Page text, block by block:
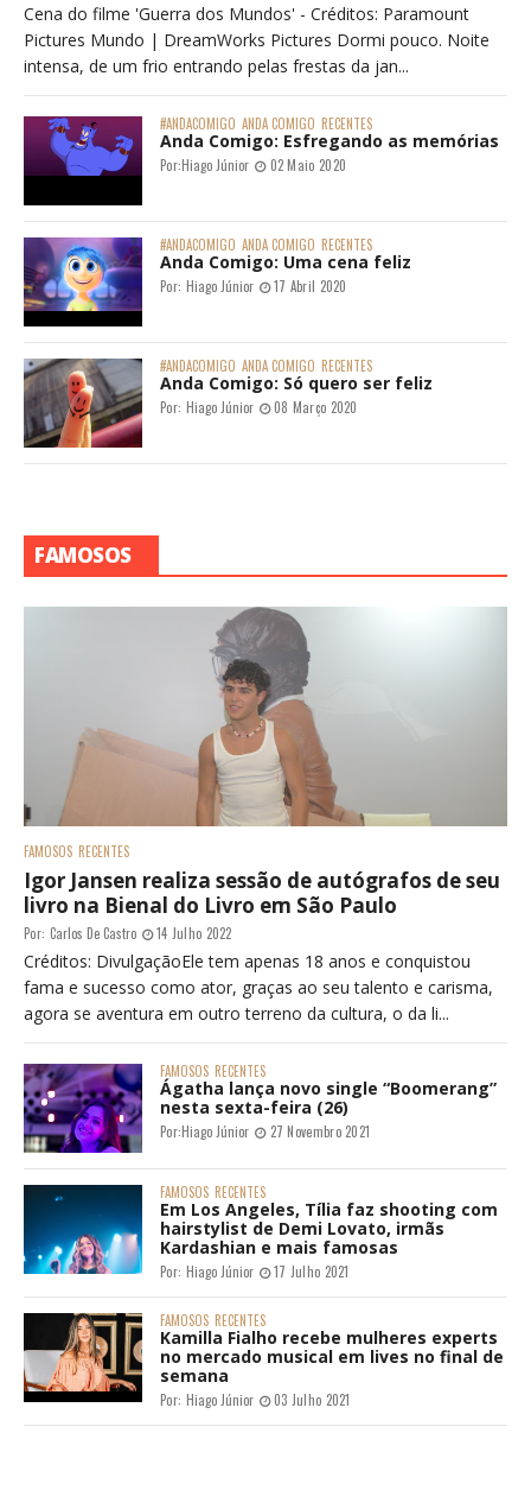
Cena do filme 'Guerra dos Mundos' - Créditos: Paramount
Pictures Mundo | DreamWorks Pictures Dormi pouco. Noite
intensa, de um frio entrando pelas frestas da jan...
#ANDACOMIGO ANDA COMIGO RECENTES
Anda Comigo: Esfregando as memórias
Por:Hiago Júnior 02 Maio 2020
#ANDACOMIGO ANDA COMIGO RECENTES
Anda Comigo: Uma cena feliz
Por: Hiago Júnior 17 Abril 2020
#ANDACOMIGO ANDA COMIGO RECENTES
Anda Comigo: Só quero ser feliz
Por: Hiago Júnior 08 Março 2020
FAMOSOS
FAMOSOS RECENTES
Igor Jansen realiza sessão de autógrafos de seu
livro na Bienal do Livro em São Paulo
Por: Carlos De Castro 14 Julho 2022
Créditos: DivulgaçãoEle tem apenas 18 anos e conquistou
fama e sucesso como ator, graças ao seu talento e carisma,
agora se aventura em outro terreno da cultura, o da li...
FAMOSOS RECENTES
Ágatha lança novo single “Boomerang”
nesta sexta-feira (26)
Por:Hiago Júnior 27 Novembro 2021
FAMOSOS RECENTES
Em Los Angeles, Tília faz shooting com
hairstylist de Demi Lovato, irmãs
Kardashian e mais famosas
Por: Hiago Júnior 17 Julho 2021
FAMOSOS RECENTES
Kamilla Fialho recebe mulheres experts
no mercado musical em lives no final de
semana
Por: Hiago Júnior 03 Julho 2021